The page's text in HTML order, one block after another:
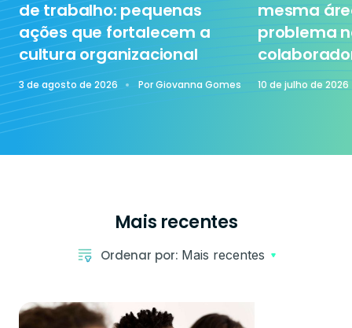
de trabalho: pequenas
ações que fortalecem a
cultura organizacional
3 de agosto de 2026 PorGiovanna Gomes
mesma
problema
10 de julho de 2026
Mais recentes
Ordenar por: Mais recentes